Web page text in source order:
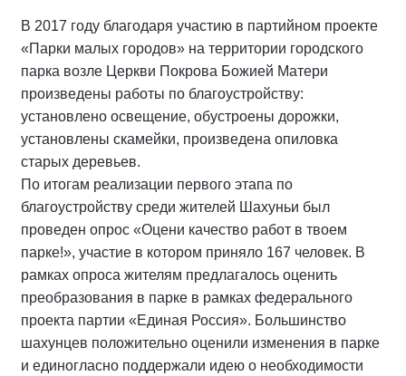
В 2017 году благодаря участию в партийном проекте
«Парки малых городов» на территории городского
парка возле Церкви Покрова Божией Матери
произведены работы по благоустройству:
установлено освещение, обустроены дорожки,
установлены скамейки, произведена опиловка
старых деревьев.
По итогам реализации первого этапа по
благоустройству среди жителей Шахуньи был
проведен опрос «Оцени качество работ в твоем
парке!», участие в котором приняло 167 человек. В
рамках опроса жителям предлагалось оценить
преобразования в парке в рамках федерального
проекта партии «Единая Россия». Большинство
шахунцев положительно оценили изменения в парке
и единогласно поддержали идею о необходимости